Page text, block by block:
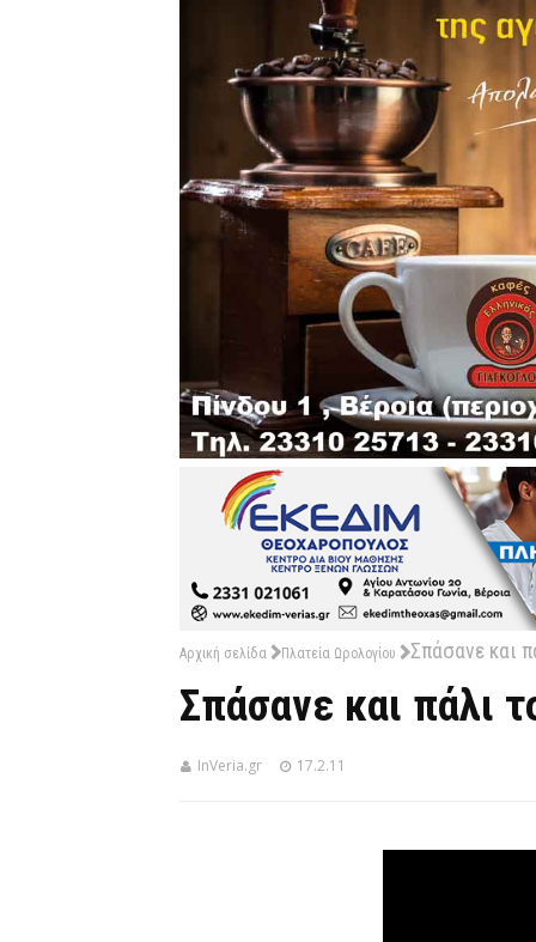
Αρχική σελίδα Πλατεία Ωρολογίου Σπάσανε και
Σπάσανε και πάλι
InVeria.gr 17.2.11